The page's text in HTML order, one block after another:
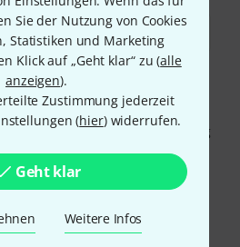
Sie der Nutzung von Cookies
Statistiken und Marketing
Klick auf „Geht klar“ zu (alle
anzeigen).
Zustimmung jederzeit
(hier) widerrufen.
Geht klar
Weitere Infos
sicher per Vorkasse, PayPal,
bezahlen ,Klarna Ratenzahlung